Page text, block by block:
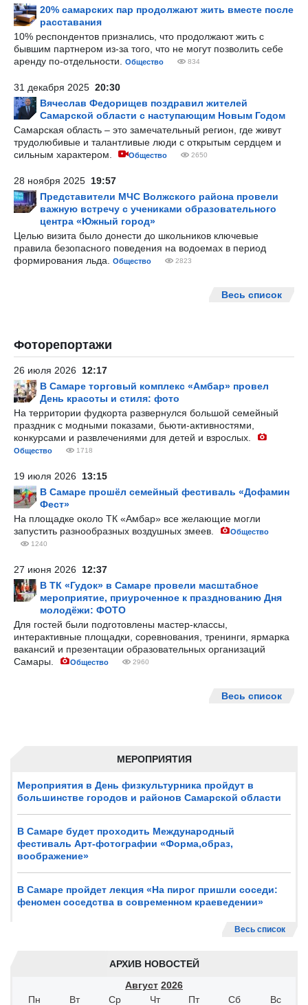
МЕРОПРИЯТИЯ
Мероприятия в День физкультурника пройдут в
большинстве городов и районов Самарской области
В Самаре будет проходить Международный
фестиваль Арт-фотографии «Форма,образ,
воображение»
В Самаре пройдет лекция «На пирог пришли соседи:
феномен соседства в современном краеведении»
Весь список
АРХИВ НОВОСТЕЙ
Август 2026
Пн
Вт Ср Чт Пт Сб Вс
20% самарских пар продолжают жить вместе после
расставания
10% респондентов признались, что продолжают жить с
бывшим партнером из-за того, что не могут позволить себе
аренду по-отдельности.
Общество 834
31 декабря 2025 20:30
Вячеслав Федорищев поздравил жителей
Самарской области с наступающим Новым Годом
Самарская область – это замечательный регион, где живут
трудолюбивые и талантливые люди с открытым сердцем и
сильным характером.
Общество 2650
28 ноября 2025 19:57
Представители МЧС Волжского района провели
важную встречу с учениками образовательного
центра «Южный город»
Целью визита было донести до школьников ключевые
правила безопасного поведения на водоемах в период
формирования льда.
Общество 2823
Весь список
Фоторепортажи
26 июля 2026 12:17
В Самаре торговый комплекс «Амбар» провел
День красоты и стиля: фото
На территории фудкорта развернулся большой семейный
праздник с модными показами, бьюти-активностями,
конкурсами и развлечениями для детей и взрослых.
Общество 1718
19 июля 2026 13:15
В Самаре прошёл семейный фестиваль «Дофамин
Фест»
На площадке около ТК «Амбар» все желающие могли
запустить разнообразных воздушных змеев.
Общество
1240
27 июня 2026 12:37
В ТК «Гудок» в Самаре провели масштабное
мероприятие, приуроченное к празднованию Дня
молодёжи: ФОТО
Для гостей были подготовлены мастер-классы,
интерактивные площадки, соревнования, тренинги, ярмарка
вакансий и презентации образовательных организаций
Самары.
Общество 2960
Весь список